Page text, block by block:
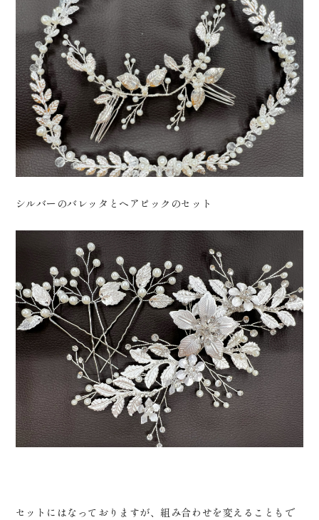
シルバーのバレッタとヘアピックのセット
セットにはなっておりますが、組み合わせを変えることもで